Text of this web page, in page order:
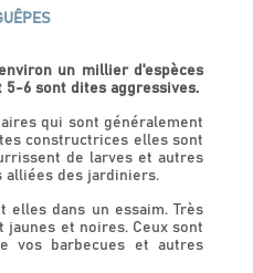
un millier d'espèces
6 sont dites aggressives.
qui sont généralement
constructrices elles sont
de larves et autres
alliées des jardiniers.
elles dans un essaim. Très
jaunes et noires. Ceux sont
vos barbecues et autres